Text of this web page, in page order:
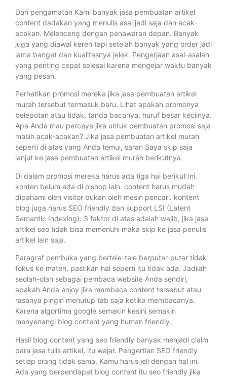
Dari pengamatan Kami banyak jasa pembuatan artikel
content dadakan yang menulis asal jadi saja dan acak-
acakan. Melenceng dengan penawaran depan. Banyak
juga yang diawal keren tapi setelah banyak yang order jadi
lama banget dan kualitasnya jelek. Pengerjaan asal-asalan
yang penting cepat selesai karena mengejar waktu banyak
yang pesan.
Perhatikan promosi mereka jika jasa pembuatan artikel
murah tersebut termasuk baru. Lihat apakah promonya
belepotan atau tidak, tanda bacanya, huruf besar kecilnya.
Apa Anda mau percaya jika untuk pembuatan promosi saja
masih acak-acakan? Jika jasa pembuatan artikel murah
seperti di atas yang Anda temui, saran Saya skip saja
lanjut ke jasa pembuatan artikel murah berikutnya.
Di dalam promosi mereka harus ada tiga hal berikut ini.
konten belum ada di olshop lain. content harus mudah
dipahami oleh visitor bukan oleh mesin pencari. kontent
blog juga harus SEO friendly dan support LSI (Latent
Semantic Indexing). 3 faktor di atas adalah wajib, jika jasa
artikel seo tidak bisa memenuhi maka skip ke jasa penulis
artikel lain saja.
Paragraf pembuka yang bertele-tele berputar-putar tidak
fokus ke materi, pastikan hal seperti itu tidak ada. Jadilah
seolah-olah sebagai pembaca website Anda sendiri,
apakah Anda enjoy jika membaca content tersebut atau
rasanya pingin menutup tab saja ketika membacanya.
Karena algortima google semakin kesini semakin
menyenangi blog content yang human friendly.
Hasil blog content yang seo friendly banyak menjadi claim
para jasa tulis artikel, itu wajar. Pengertian SEO friendly
setiap orang tidak sama, Kamu harus jeli dengan hal ini.
Ada yang berpendapat blog content itu seo friendly jika